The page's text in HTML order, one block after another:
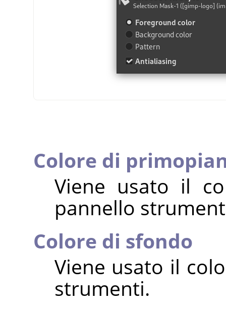
Colore di
Viene usato il
pannello
Colore di sfondo
Viene usato il
strumenti.